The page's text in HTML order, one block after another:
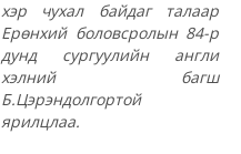
хэр чухал байдаг талаар
Ерөнхий боловсролын 84-р
дунд сургуулийн англи
хэлний багш
Б.Цэрэндолгортой
ярилцлаа.